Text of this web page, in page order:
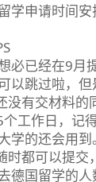
学申请时间安
必已经在9月
以跳过啦，
没有交材料的
工作日，记
学的还会用到。
时都可以提交
德国留学的